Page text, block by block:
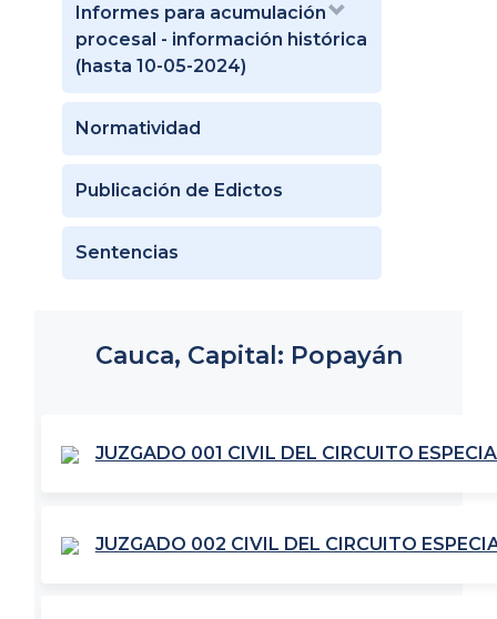
Informes para acumulación
procesal - información histórica
(hasta 10-05-2024)
Normatividad
Publicación de Edictos
Sentencias
Cauca, Capital: Popayán
JUZGADO 001 CIVIL DEL CIRCUITO
JUZGADO 002 CIVIL DEL CIRCUITO